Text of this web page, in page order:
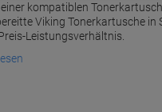
kompatiblen
Viking Tonerkartusche in
Leistungsverhältnis.